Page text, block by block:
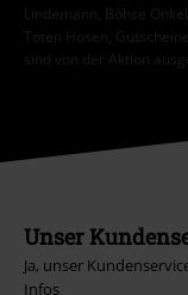
Ich bin damit
ein, dass die E.M.P.
regelmäßig über ihr
personenbezogenen
derDatenschutzerklärung